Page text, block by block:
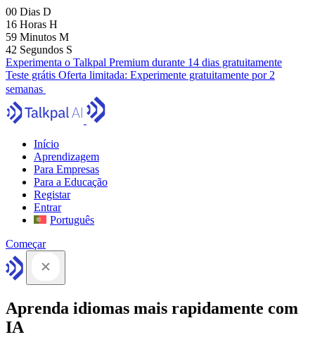
00 Dias D
16 Horas H
59 Minutos M
41 Segundos S
Experimenta o Talkpal Premium durante 14 dias gratuitamente
Teste grátis Oferta limitada: Experimente gratuitamente por 2
semanas
Início
Aprendizagem
Para Empresas
Para a Educação
Registar
Entrar
Português
Começar
Aprenda idiomas mais rapidamente com
IA